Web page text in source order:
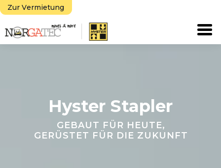
Zur Vermietung
Hyster Stapler
GEBAUT FÜR HEUTE,
GERÜSTET FÜR DIE ZUKUNFT